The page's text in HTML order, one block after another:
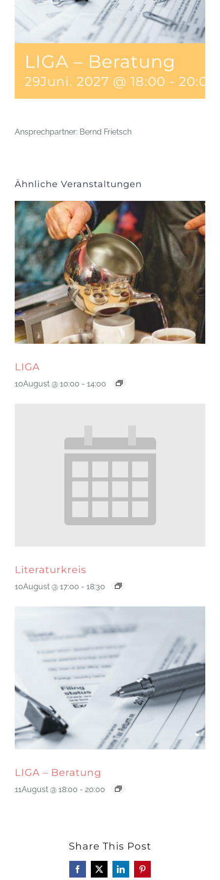
LIGA – Beratung
29Juni. 2027 @ 18:00 - 20:00
Ansprechpartner: Bernd Frietsch
Ähnliche Veranstaltungen
LIGA
10August @ 10:00 - 14:00
Literaturkreis
10August @ 17:00 - 18:30
LIGA – Beratung
11August @ 18:00 - 20:00
Share This Post
Facebook
X LinkedInPinterest